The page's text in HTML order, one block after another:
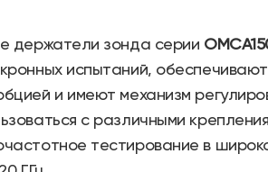
держатели зонда серии
испытаний,
и имеют механизм
с различными
тестирование в